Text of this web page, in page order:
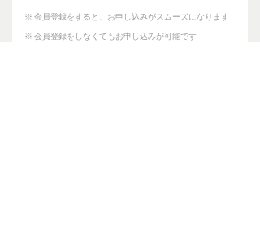
会員登録をすると、お申し込みがスムーズになります
会員登録をしなくてもお申し込みが可能です